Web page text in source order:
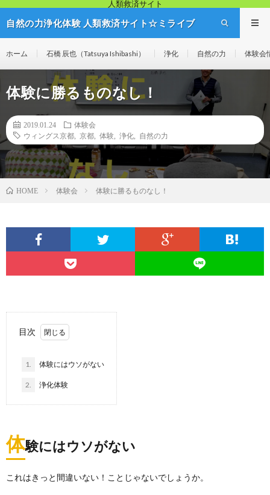
人類救済サイト
自然の力浄化体験 人類救済サイト☆ミライブ
ホーム 石橋 辰也（Tatsuya Ishibashi） 浄化 自然の力 体験会
体験に勝るものなし！
2019.01.24
体験会
ウィングス京都
京都 体験 浄化 自然の力
HOME 体験会 体験に勝るものなし！
目次
1. 体験にはウソがない
2. 浄化体験
体験にはウソがない
これはきっと間違いない！ことじゃないでしょうか。